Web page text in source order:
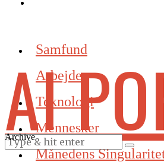
Samfund
Arbejde
Teknologi
Mennesker
Månedens
AI
Archive